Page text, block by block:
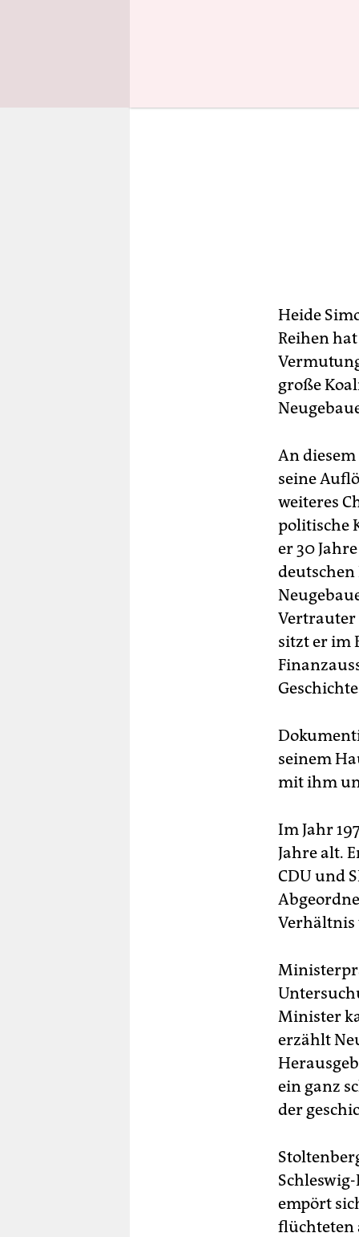
Heide
Reihen
große
An
seine
weiteres
politische
er 30
deutschen
Vertrauter
sitzt er im
seinem
mit ihm
Im Jahr
Jahre alt.
CDU und
Verhältnis
Minister
erzählt
ein ganz
der
empört
flüchteten